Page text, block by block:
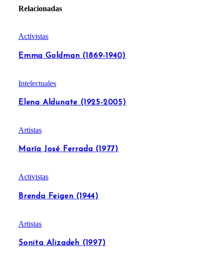
Relacionadas
Activistas
Emma Goldman (1869-1940)
Intelectuales
Elena Aldunate (1925-2005)
Artistas
María José Ferrada (1977)
Activistas
Brenda Feigen (1944)
Artistas
Sonita Alizadeh (1997)